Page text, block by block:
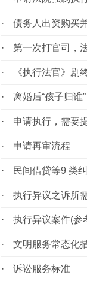
· 债务人出资购买
· 第一次打官司，
· 《执行法官》剧
· 离婚后“孩子归
· 申请执行，需要
· 申请再审流程
· 民间借贷等9 类
· 执行异议之诉所
· 执行异议案件(参
· 文明服务常态化
· 诉讼服务标准